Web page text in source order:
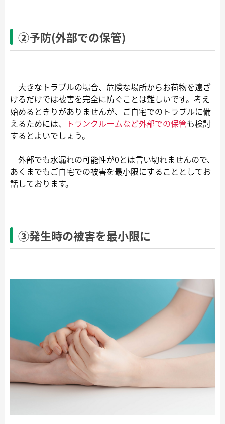
②予防(外部での保管)
大きなトラブルの場合、危険な場所からお荷物を遠ざ
けるだけでは被害を完全に防ぐことは難しいです。考え
始めるときりがありませんが、ご自宅でのトラブルに備
えるためには、
トランクルームなど外部での保管も検討
するとよいでしょう。
外部でも水漏れの可能性が0とは言い切れませんので、
あくまでもご自宅での被害を最小限にすることとしてお
話しております。
③発生時の被害を最小限に